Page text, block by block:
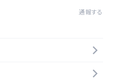
通報する